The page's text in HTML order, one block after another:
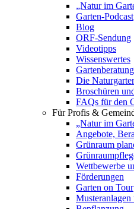
„Natur im
Garten-Podcast
Blog
ORF-Sendung
Videotipps
Wissenswertes
Gartenberatung
Die
Broschüren
FAQs für den
Für Profis &
„Natur im
Angebote,
Grünraum
Wettbewerbe
Förderungen
Garten on Tour
Musteranlagen